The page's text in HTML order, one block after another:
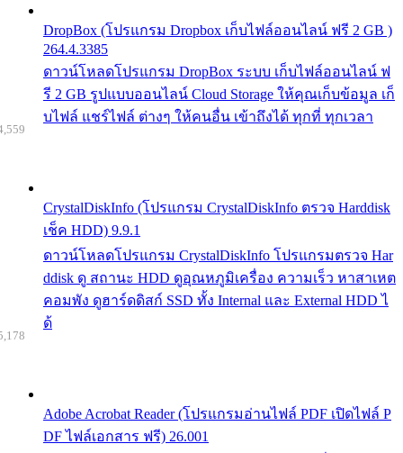
DropBox (โปรแกรม Dropbox เก็บไฟล์ออนไลน์ ฟรี 2 GB )
264.4.3385
ดาวน์โหลดโปรแกรม DropBox ระบบ เก็บไฟล์ออนไลน์ ฟ
รี 2 GB รูปแบบออนไลน์ Cloud Storage ให้คุณเก็บข้อมูล เก็
บไฟล์ แชร์ไฟล์ ต่างๆ ให้คนอื่น เข้าถึงได้ ทุกที่ ทุกเวลา
CrystalDiskInfo (โปรแกรม CrystalDiskInfo ตรวจ Harddisk
เช็ค HDD) 9.9.1
ดาวน์โหลดโปรแกรม CrystalDiskInfo โปรแกรมตรวจ Har
ddisk ดู สถานะ HDD ดูอุณหภูมิเครื่อง ความเร็ว หาสาเหต
คอมพัง ดูฮาร์ดดิสก์ SSD ทั้ง Internal และ External HDD ไ
ด้
Adobe Acrobat Reader (โปรแกรมอ่านไฟล์ PDF เปิดไฟล์ P
DF ไฟล์เอกสาร ฟรี) 26.001